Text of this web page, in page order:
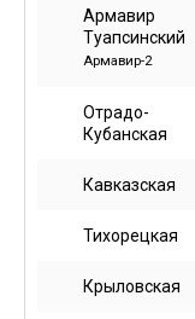
Армавир
Туапсинский
Армавир-2
Отрадо-
Кубанская
Кавказская
Тихорецкая
Крыловская